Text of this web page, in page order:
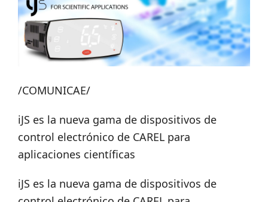
/COMUNICAE/
iJS es la nueva gama de dispositivos de
control electrónico de CAREL para
aplicaciones científicas
iJS es la nueva gama de dispositivos de